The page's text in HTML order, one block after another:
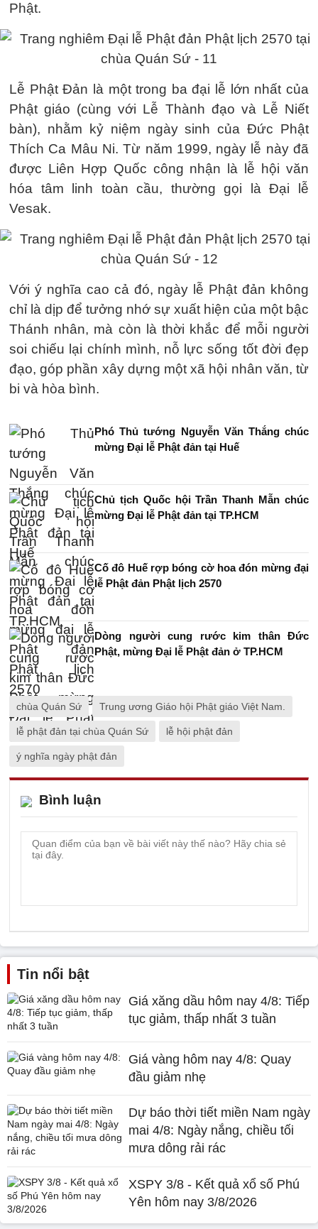
Phật.
Lễ Phật Đản là một trong ba đại lễ lớn nhất của
Phật giáo (cùng với Lễ Thành đạo và Lễ Niết
bàn), nhằm kỷ niệm ngày sinh của Đức Phật
Thích Ca Mâu Ni. Từ năm 1999, ngày lễ này đã
được Liên Hợp Quốc công nhận là lễ hội văn
hóa tâm linh toàn cầu, thường gọi là Đại lễ
Vesak.
Với ý nghĩa cao cả đó, ngày lễ Phật đản không
chỉ là dịp để tưởng nhớ sự xuất hiện của một bậc
Thánh nhân, mà còn là thời khắc để mỗi người
soi chiếu lại chính mình, nỗ lực sống tốt đời đẹp
đạo, góp phần xây dựng một xã hội nhân văn, từ
bi và hòa bình.
Phó Thủ tướng Nguyễn Văn Thắng chúc
mừng Đại lễ Phật đản tại Huế
Chủ tịch Quốc hội Trần Thanh Mẫn chúc
mừng Đại lễ Phật đản tại TP.HCM
Cố đô Huế rợp bóng cờ hoa đón mừng đại
lễ Phật đản Phật lịch 2570
Dòng người cung rước kim thân Đức
Phật, mừng Đại lễ Phật đản ở TP.HCM
chùa Quán Sứ Trung ương Giáo hội Phật giáo Việt Nam.
lễ phật đản tại chùa Quán Sứ lễ hội phật đản
ý nghĩa ngày phật đản
Bình luận
Tin nổi bật
Giá xăng dầu hôm nay 4/8: Tiếp
tục giảm, thấp nhất 3 tuần
Giá vàng hôm nay 4/8: Quay
đầu giảm nhẹ
Dự báo thời tiết miền Nam ngày
mai 4/8: Ngày nắng, chiều tối
mưa dông rải rác
XSPY 3/8 - Kết quả xổ số Phú
Yên hôm nay 3/8/2026